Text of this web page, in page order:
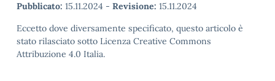
Pubblicato: 15.11.2024 - Revisione: 15.11.2024
Eccetto dove diversamente specificato, questo articolo è
stato rilasciato sotto Licenza Creative Commons
Attribuzione 4.0 Italia.